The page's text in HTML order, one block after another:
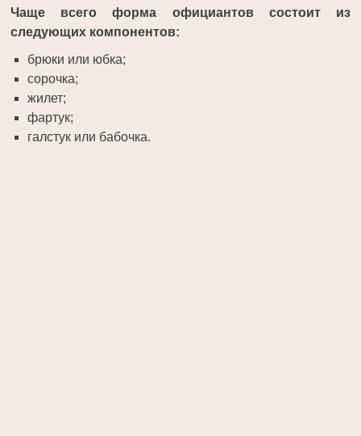
Чаще всего форма официантов состоит из
следующих компонентов:
брюки или юбка;
сорочка;
жилет;
фартук;
галстук или бабочка.